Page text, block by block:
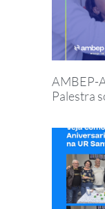
AMBEP-
Palestra